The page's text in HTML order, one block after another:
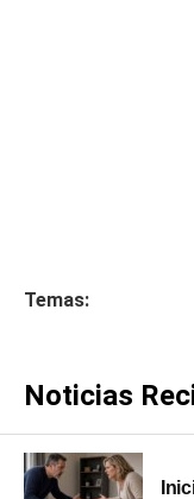
Temas:
Noticias